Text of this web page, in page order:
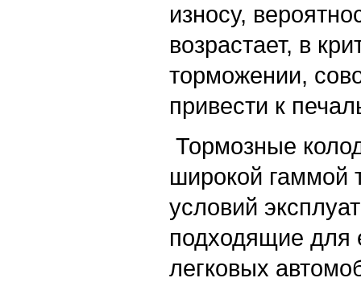
износу,
возрастает, в
торможении,
привести к
Тормозные
широкой гаммой
условий
подходящие для
легковых